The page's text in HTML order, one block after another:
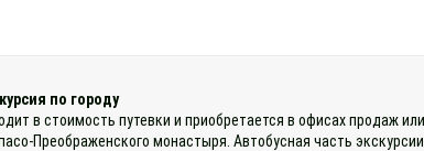
по городу
в стоимость путевки и приобретается в офисах продаж
Преображенского монастыря. Автобусная часть